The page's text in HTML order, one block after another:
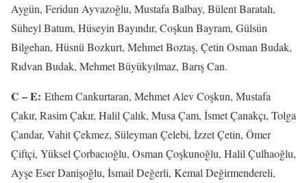
Aygün, Feridun Ayvazoğlu, Mustafa Balbay, Bülent Baratalı,
Süheyl Batum, Hüseyin Bayındır, Coşkun Bayram, Gülsün
Bilgehan, Hüsnü Bozkurt, Mehmet Boztaş, Çetin Osman Budak,
Rıdvan Budak, Mehmet Büyükyılmaz, Barış Can.
C – E: Ethem Cankurtaran, Mehmet Alev Coşkun, Mustafa
Çakır, Rasim Çakır, Halil Çalık, Musa Çam, İsmet Çanakçı, Tolga
Çandar, Vahit Çekmez, Süleyman Çelebi, İzzet Çetin, Ömer
Çiftçi, Yüksel Çorbacıoğlu, Osman Çoşkunoğlu, Halil Çulhaoğlu,
Ayşe Eser Danişoğlu, İsmail Değerli, Kemal Değirmendereli,